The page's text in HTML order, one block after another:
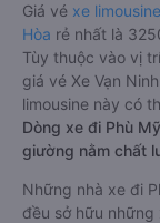
Giá vé xe
Hòa rẻ nhất là
Tùy thuộc vào vị
giá vé Xe Vạn
limousine này có
Dòng xe đi Phù
giường nằm chất
Những nhà xe đi
đều sở hữu